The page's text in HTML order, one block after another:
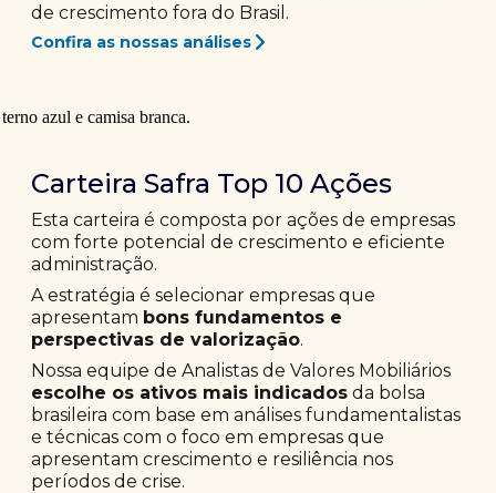
de crescimento fora do Brasil.
Confira as nossas análises
Carteira Safra Top 10 Ações
Esta carteira é composta por ações de empresas
com forte potencial de crescimento e eficiente
administração.
A estratégia é selecionar empresas que
apresentam bons fundamentos e
perspectivas de valorização.
Nossa equipe de Analistas de Valores Mobiliários
escolhe os ativos mais indicados da bolsa
brasileira com base em análises fundamentalistas
e técnicas com o foco em empresas que
apresentam crescimento e resiliência nos
períodos de crise.